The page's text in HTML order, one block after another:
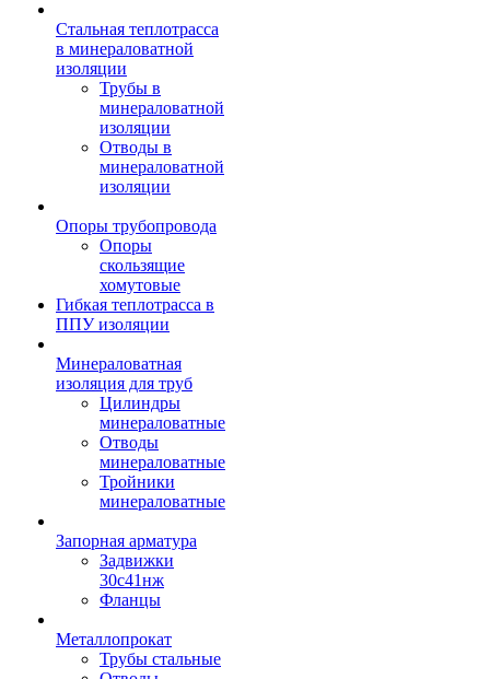
Стальная теплотрасса
в минераловатной
изоляции
Трубы в
минераловатной
изоляции
Отводы в
минераловатной
изоляции
Опоры трубопровода
Опоры
скользящие
хомутовые
Гибкая теплотрасса в
ППУ изоляции
Минераловатная
изоляция для труб
Цилиндры
минераловатные
Отводы
минераловатные
Тройники
минераловатные
Запорная арматура
Задвижки
30с41нж
Фланцы
Металлопрокат
Трубы стальные